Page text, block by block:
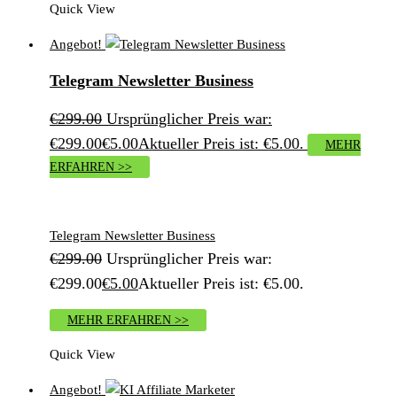
Quick View
Angebot!
Telegram Newsletter Business
€299.00 Ursprünglicher Preis war:
€299.00€5.00Aktueller Preis ist: €5.00.
MEHR
ERFAHREN >>
Telegram Newsletter Business
€299.00 Ursprünglicher Preis war:
€299.00€5.00Aktueller Preis ist: €5.00.
MEHR ERFAHREN >>
Quick View
Angebot!